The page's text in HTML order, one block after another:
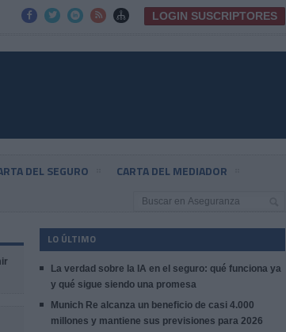
     LOGIN SUSCRIPTORES
DEL SEGURO CARTA DEL MEDIADOR
LO ÚLTIMO
La verdad sobre la IA en el seguro: qué funciona ya
y qué sigue siendo una promesa
Munich Re alcanza un beneficio de casi 4.000
millones y mantiene sus previsiones para 2026